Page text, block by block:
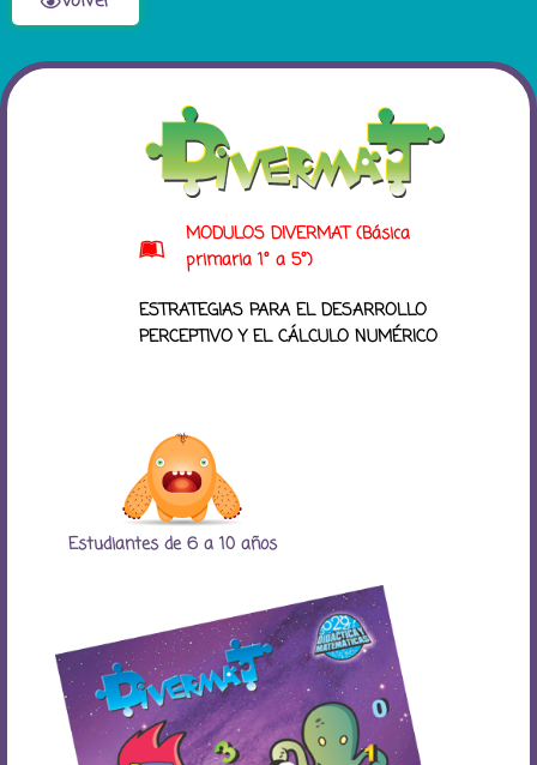
MODULOS DIVERMAT (Básica
primaria 1° a 5°)
ESTRATEGIAS PARA EL DESARROLLO
PERCEPTIVO Y EL CÁLCULO NUMÉRICO
Estudiantes de 6 a 10 años